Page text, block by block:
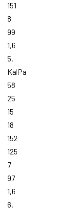
151
8
99
1,6
5.
KalPa
58
25
15
18
152
125
7
97
1,6
6.